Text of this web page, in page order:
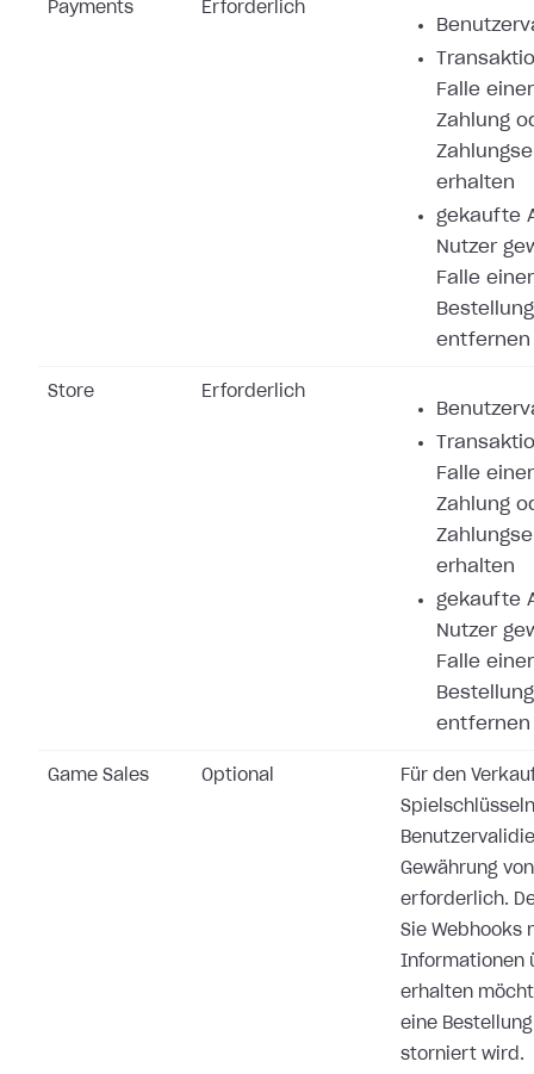
Payments Erforderlich
Falle
Zahlung
erhalten
gekaufte
Nutzer
Falle
entfernen
Store Erforderlich
Falle
Zahlung
erhalten
gekaufte
Nutzer
Falle
entfernen
Game Sales Optional
Für den
Gewährung
erforderlich.
Sie Webhooks
Informationen
erhalten
eine
storniert wird.